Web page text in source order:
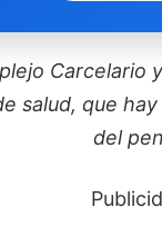
salud, que
del